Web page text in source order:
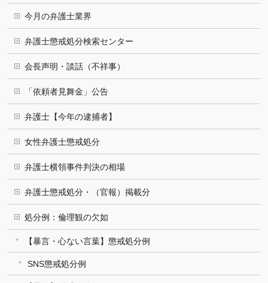
今月の弁護士業界
弁護士懲戒処分検索センター
会長声明・談話（不祥事）
「依頼者見舞金」公告
弁護士【今年の逮捕者】
女性弁護士懲戒処分
弁護士横領事件判決の相場
弁護士懲戒処分・（官報）掲載分
処分例：倫理観の欠如
【暴言・心ない言葉】懲戒処分例
SNS懲戒処分例